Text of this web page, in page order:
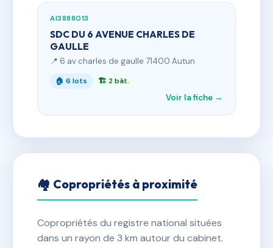
AI3888013
SDC DU 6 AVENUE CHARLES DE
GAULLE
📍 6 av charles de gaulle 71400 Autun
🏠 6 lots 🏗 2 bât.
Voir la fiche →
🏘 Copropriétés à proximité
Copropriétés du registre national situées
dans un rayon de 3 km autour du cabinet.